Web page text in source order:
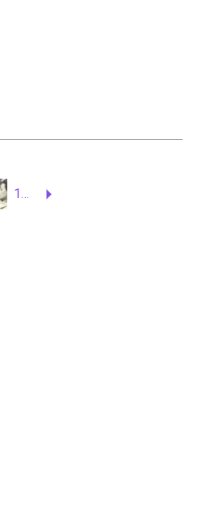
16. Nascimento do filho Marcos.jpg